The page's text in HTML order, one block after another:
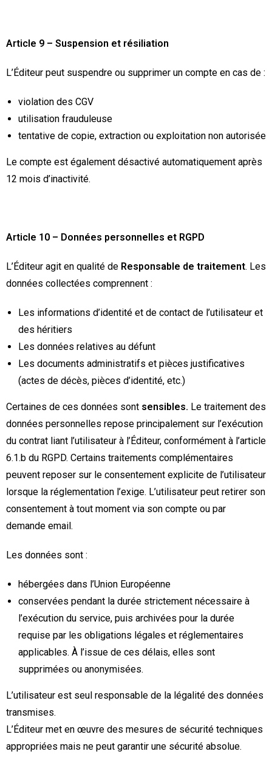
Article 9 – Suspension et résiliation
L’Éditeur peut suspendre ou supprimer un compte en cas de :
violation des CGV
utilisation frauduleuse
tentative de copie, extraction ou exploitation non autorisée
Le compte est également désactivé automatiquement après
12 mois d’inactivité.
Article 10 – Données personnelles et RGPD
L’Éditeur agit en qualité de Responsable de traitement. Les
données collectées comprennent :
Les informations d’identité et de contact de l’utilisateur et
des héritiers
Les données relatives au défunt
Les documents administratifs et pièces justificatives
(actes de décès, pièces d’identité, etc.)
Certaines de ces données sont sensibles. Le traitement des
données personnelles repose principalement sur l’exécution
du contrat liant l’utilisateur à l’Éditeur, conformément à l’article
6.1.b du RGPD. Certains traitements complémentaires
peuvent reposer sur le consentement explicite de l’utilisateur
lorsque la réglementation l’exige. L’utilisateur peut retirer son
consentement à tout moment via son compte ou par
demande email.
Les données sont :
hébergées dans l’Union Européenne
conservées pendant la durée strictement nécessaire à
l’exécution du service, puis archivées pour la durée
requise par les obligations légales et réglementaires
applicables. À l’issue de ces délais, elles sont
supprimées ou anonymisées.
L’utilisateur est seul responsable de la légalité des données
transmises.
L’Éditeur met en œuvre des mesures de sécurité techniques
appropriées mais ne peut garantir une sécurité absolue.